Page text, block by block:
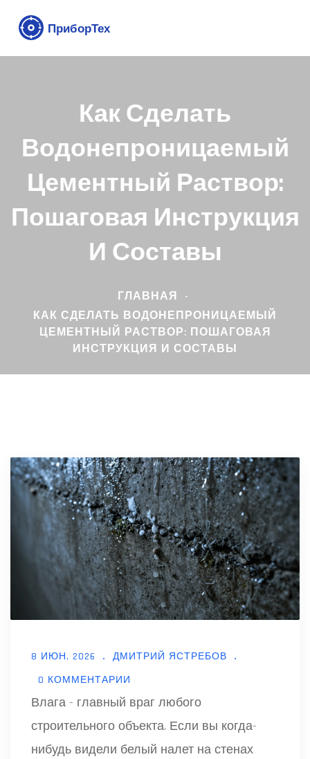
Как Сделать
Водонепроницаемый
Цементный Раствор:
Пошаговая Инструкция
И Составы
ГЛАВНАЯ
КАК СДЕЛАТЬ ВОДОНЕПРОНИЦАЕМЫЙ
ЦЕМЕНТНЫЙ РАСТВОР: ПОШАГОВАЯ
ИНСТРУКЦИЯ И СОСТАВЫ
8 ИЮН, 2026
ДМИТРИЙ ЯСТРЕБОВ
0 КОММЕНТАРИИ
Влага - главный враг любого
строительного объекта. Если вы когда-
нибудь видели белый налет на стенах